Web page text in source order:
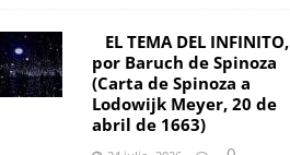
EL TEMA DEL INFINITO,
por Baruch de Spinoza
(Carta de Spinoza a
Lodowijk Meyer, 20 de
abril de 1663)